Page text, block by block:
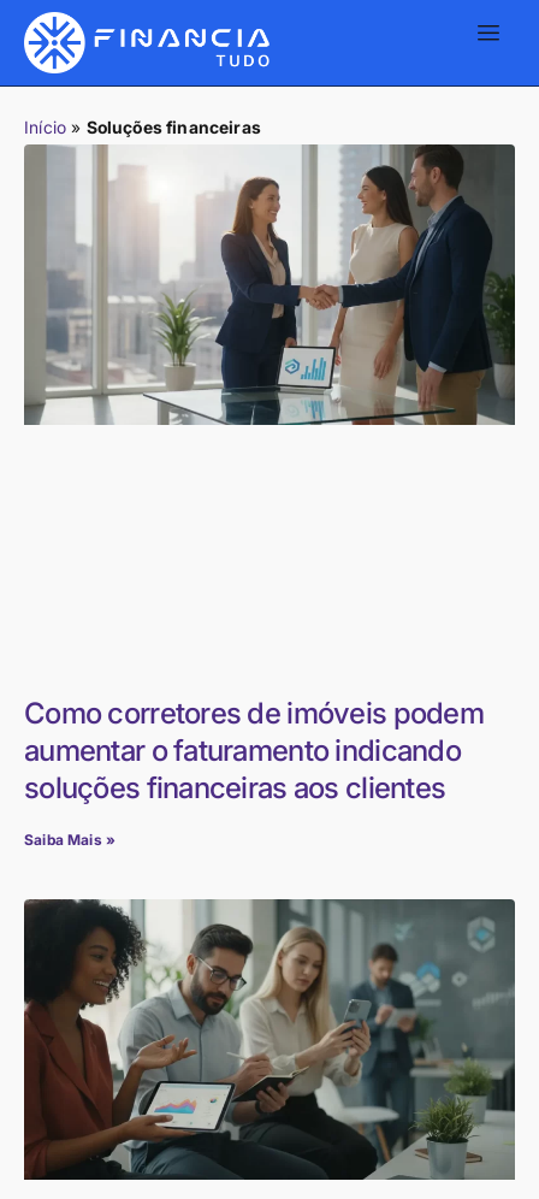
Início » Soluções financeiras
Como corretores de imóveis podem
aumentar o faturamento indicando
soluções financeiras aos clientes
Saiba Mais »